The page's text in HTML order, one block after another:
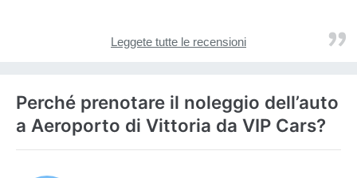
Leggete tutte le recensioni
Perché prenotare il noleggio dell’auto
a Aeroporto di Vittoria da VIP Cars?